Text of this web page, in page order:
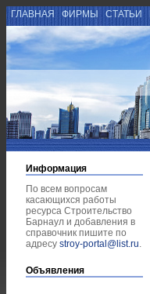
ГЛАВНАЯ ФИРМЫ СТАТЬИ
Информация
По всем вопросам
касающихся работы
ресурса Строительство
Барнаул и добавления в
справочник пишите по
адресу stroy-portal@list.ru.
Объявления